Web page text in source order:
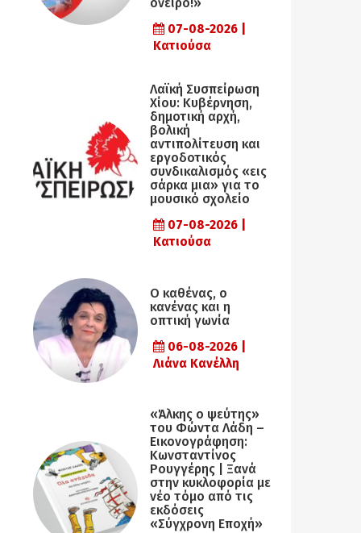
07-08-2026 |
Κατιούσα
Λαϊκή Συσπείρωση
Χίου: Κυβέρνηση,
δημοτική αρχή,
βολική
αντιπολίτευση και
εργοδοτικός
συνδικαλισμός «εις
σάρκα μια» για το
μουσικό σχολείο
07-08-2026 |
Κατιούσα
Ο καθένας, ο
κανένας και η
οπτική γωνία
06-08-2026 |
Λιάνα Κανέλλη
«Άλκης ο ψεύτης»
του Φώντα Λάδη –
Εικονογράφηση:
Κωνσταντίνος
Ρουγγέρης | Ξανά
στην κυκλοφορία με
νέο τόμο από τις
εκδόσεις
«Σύγχρονη Εποχή»